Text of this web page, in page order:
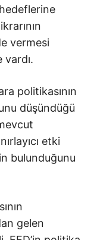
hedeflerine
vermesi
politikasının
düşündüğü
etki
bulunduğunu
gelen